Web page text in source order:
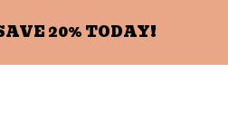
20% TODAY!